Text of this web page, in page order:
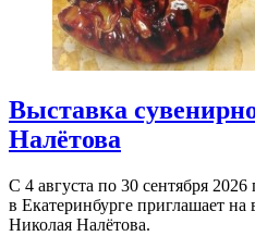
Выставка
Налётова
С 4 августа по 30 сентября
в Екатеринбурге приглашает
Николая Налётова.